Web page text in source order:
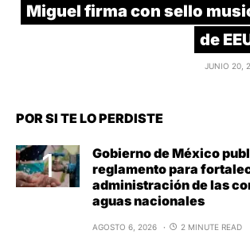
Miguel firma con sello
de
JUNIO 20,
POR SI TE LO PERDISTE
Gobierno de México
reglamento para
administración de las
aguas nacionales
AGOSTO 6, 2026 2 MINUTE READ